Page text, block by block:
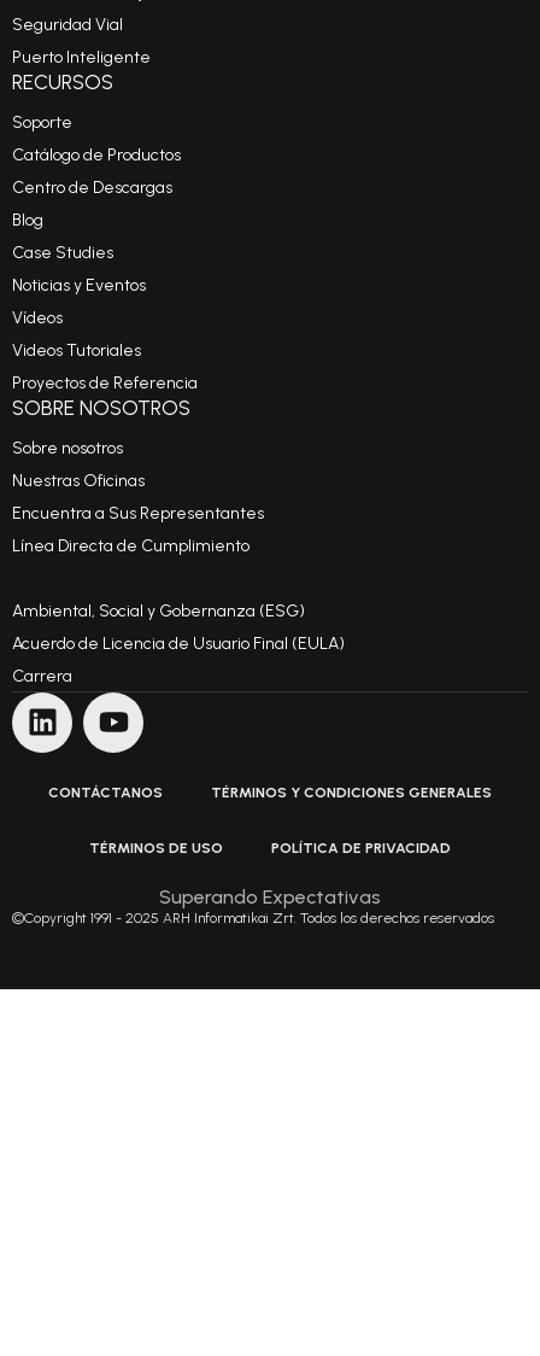
Seguridad Vial
Puerto Inteligente
RECURSOS
Soporte
Catálogo de Productos
Centro de Descargas
Blog
Case Studies
Noticias y Eventos
Vídeos
Videos Tutoriales
Proyectos de Referencia
SOBRE NOSOTROS
Sobre nosotros
Nuestras Oficinas
Encuentra a Sus Representantes
Línea Directa de Cumplimiento
Ambiental, Social y Gobernanza (ESG)
Acuerdo de Licencia de Usuario Final (EULA)
Carrera
CONTÁCTANOS TÉRMINOS Y CONDICIONES GENERALES
TÉRMINOS DE USO POLÍTICA DE PRIVACIDAD
Superando Expectativas
©Copyright 1991 - 2025 ARH Informatikai Zrt. Todos los derechos reservados